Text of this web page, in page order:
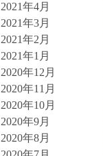
2021年4月
2021年3月
2021年2月
2021年1月
2020年12月
2020年11月
2020年10月
2020年9月
2020年8月